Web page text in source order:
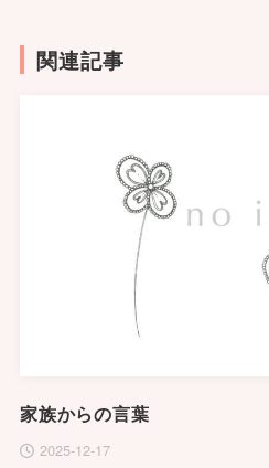
関連記事
家族からの言葉
2025-12-17